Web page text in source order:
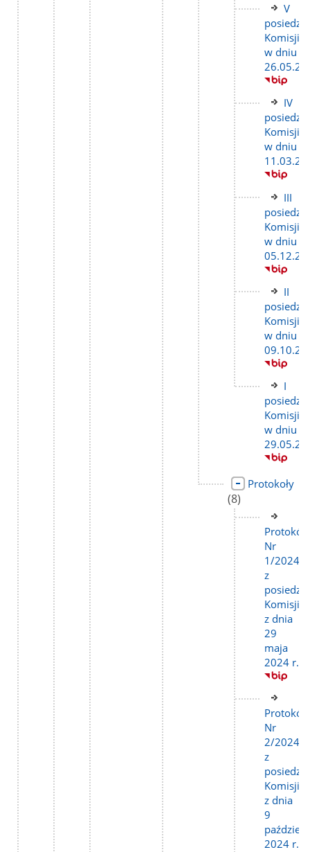
Link
do
V
Komisji
w dniu
Link
do
IV
Komisji
w dniu
Link
do
III
Komisji
w dniu
Link
do
II
Komisji
w dniu
Link
do
I
Komisji
w dniu
Link
strony
Protokoły
(8)
do
Protokół
Nr
1/2024
z
Komisji
z dnia
29
maja
2024 r.
do
Protokół
Nr
2/2024
z
Komisji
z dnia
9
2024 r.